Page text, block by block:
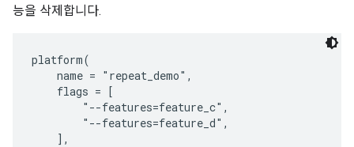
능을 삭제합니다.
platform(
    name = "repeat_demo",
    flags = [
        "--features=feature_c",
        "--features=feature_d",
    ],